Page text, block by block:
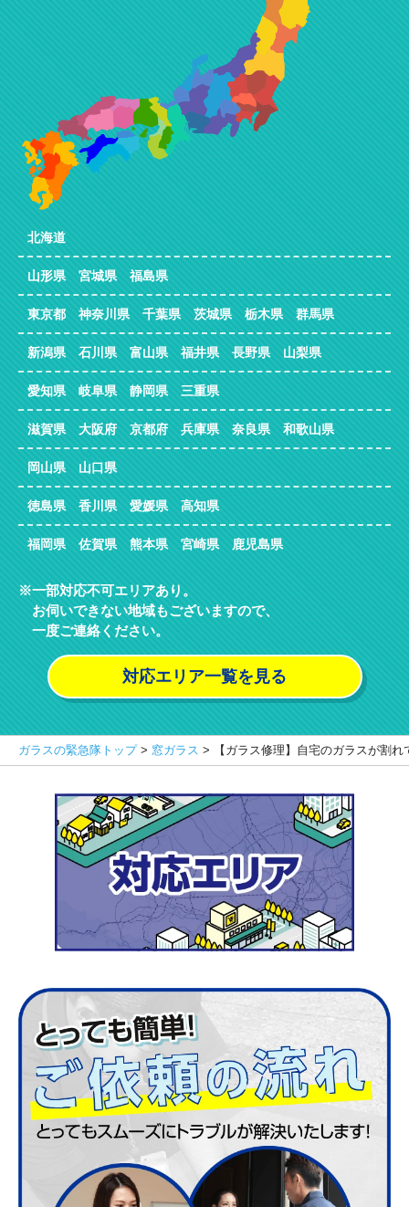
北海道
山形県 宮城県 福島県
東京都 神奈川県 千葉県 茨城県 栃木県 群馬県
新潟県 石川県 富山県 福井県 長野県 山梨県
愛知県 岐阜県 静岡県 三重県
滋賀県 大阪府 京都府 兵庫県 奈良県 和歌山県
岡山県 山口県
徳島県 香川県 愛媛県 高知県
福岡県 佐賀県 熊本県 宮崎県 鹿児島県
一部対応不可エリアあり。
お伺いできない地域もございますので、
一度ご連絡ください。
対応エリア一覧を見る
ガラスの緊急隊トップ> 窓ガラス > 【ガラス修理】自宅のガラスが割れ